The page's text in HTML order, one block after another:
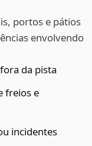
portos e pátios
envolvendo
da pista
freios e
incidentes